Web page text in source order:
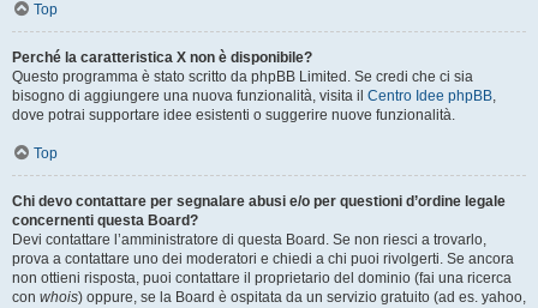
Top
Perché la caratteristica X non è disponibile?
Questo programma è stato scritto da phpBB Limited. Se credi che ci sia
bisogno di aggiungere una nuova funzionalità, visita il Centro Idee phpBB,
dove potrai supportare idee esistenti o suggerire nuove funzionalità.
Top
Chi devo contattare per segnalare abusi e/o per questioni d’ordine legale
concernenti questa Board?
Devi contattare l’amministratore di questa Board. Se non riesci a trovarlo,
prova a contattare uno dei moderatori e chiedi a chi puoi rivolgerti. Se ancora
non ottieni risposta, puoi contattare il proprietario del dominio (fai una ricerca
con whois) oppure, se la Board è ospitata da un servizio gratuito (ad es. yahoo,